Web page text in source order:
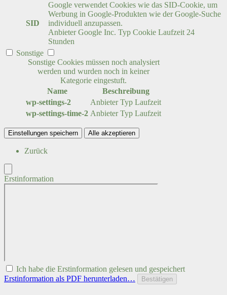
SID
Google verwendet Cookies wie das SID-Cookie, um
Werbung in Google-Produkten wie der Google-Suche
individuell anzupassen.
Anbieter Google Inc. Typ Cookie Laufzeit 24
Stunden
Sonstige
Sonstige Cookies müssen noch analysiert
werden und wurden noch in keiner
Kategorie eingestuft.
Name
Beschreibung
wp-settings-2
Anbieter Typ Laufzeit
wp-settings-time-2 Anbieter Typ Laufzeit
Einstellungen speichern Alle akzeptieren
Zurück
Erstinformation
Ich habe die Erstinformation gelesen und gespeichert
Erstinformation als PDF herunterladen…
Bestätigen